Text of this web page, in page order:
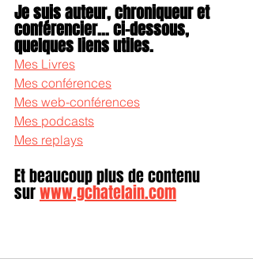
Je suis auteur, chroniqueur et
conférencier... ci-dessous,
quelques liens utiles.
Mes Livres
Mes conférences
Mes web-conférences
Mes podcasts
Mes replays
Et beaucoup plus de contenu
sur www.gchatelain.com